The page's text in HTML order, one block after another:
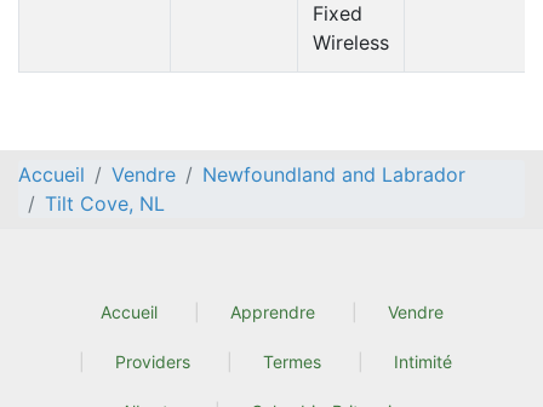
Fixed
Wireless
Accueil Vendre
Newfoundland and Labrador
Tilt Cove, NL
Accueil Apprendre Vendre
Providers Termes Intimité